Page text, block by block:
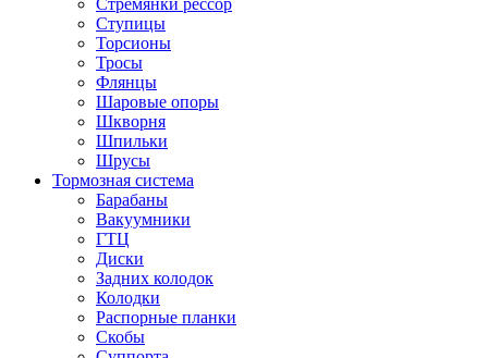
Стремянки рессор
Ступицы
Торсионы
Тросы
Флянцы
Шаровые опоры
Шкворня
Шпильки
Шрусы
Тормозная система
Барабаны
Вакуумники
ГТЦ
Диски
Задних колодок
Колодки
Распорные планки
Скобы